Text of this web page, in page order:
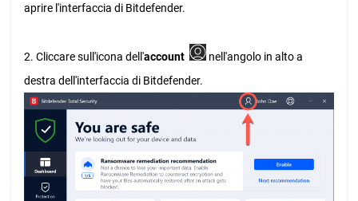
aprire l'interfaccia di Bitdefender.
2. Cliccare sull'icona dell'account
nell'angolo in alto a
destra dell'interfaccia di Bitdefender.